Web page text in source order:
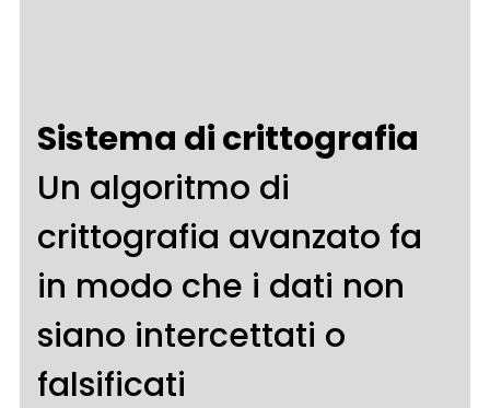
Sistema di crittografia
Un algoritmo di
crittografia avanzato fa
in modo che i dati non
siano intercettati o
falsificati